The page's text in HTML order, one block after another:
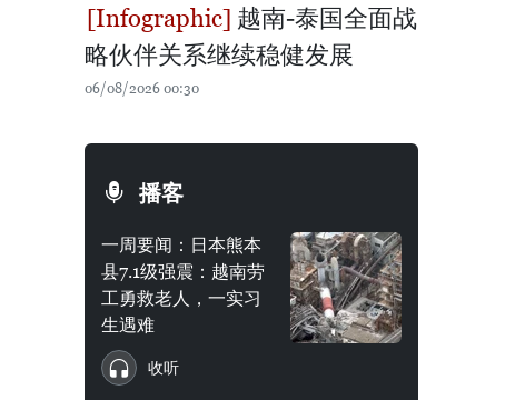
越南-泰国全面战
略伙伴关系继续稳健发展
06/08/2026 00:30
播客
一周要闻：日本熊本
县7.1级强震：越南劳
工勇救老人，一实习
生遇难
收听